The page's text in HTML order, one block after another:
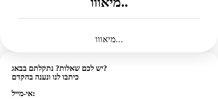
מיאווו...
יש לכם שאלות? נתקלתם בבאג?
כיתבו לנו ונענה בהקדם
אי-מייל: